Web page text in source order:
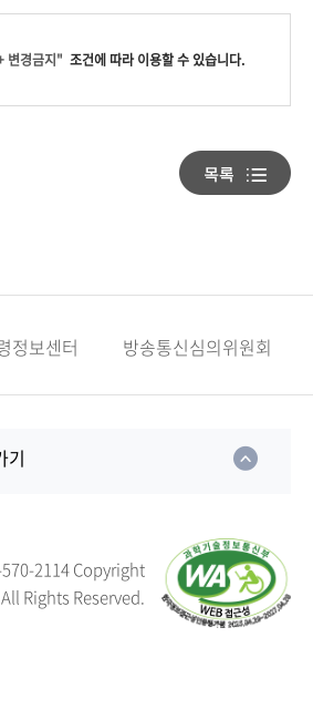
변경금지" 조건에 따라 이용할 수 있습니다.
정보센터 방송통신심의위원회
기
2114Copyright
All Rights Reserved.